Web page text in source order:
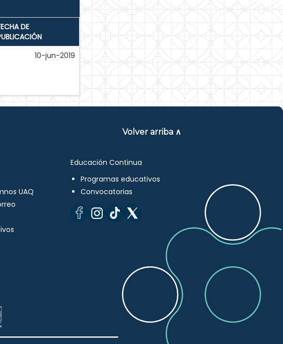
DE
10-jun-2019
Volver arriba ∧
UAQ
Educación Continua
Programas educativos
Convocatorias